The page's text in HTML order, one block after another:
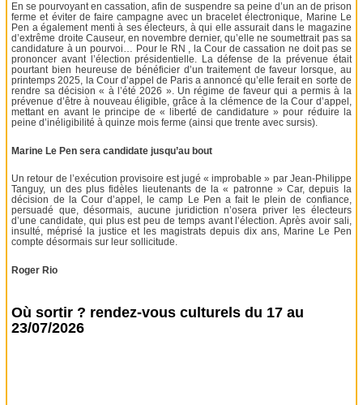
En se pourvoyant en cassation, afin de suspendre sa peine d’un an de prison
ferme et éviter de faire campagne avec un bracelet électronique, Marine Le
Pen a également menti à ses électeurs, à qui elle assurait dans le magazine
d’extrême droite Causeur, en novembre dernier, qu’elle ne soumettrait pas sa
candidature à un pourvoi… Pour le RN , la Cour de cassation ne doit pas se
prononcer avant l’élection présidentielle. La défense de la prévenue était
pourtant bien heureuse de bénéficier d’un traitement de faveur lorsque, au
printemps 2025, la Cour d’appel de Paris a annoncé qu’elle ferait en sorte de
rendre sa décision « à l’été 2026 ». Un régime de faveur qui a permis à la
prévenue d’être à nouveau éligible, grâce à la clémence de la Cour d’appel,
mettant en avant le principe de « liberté de candidature » pour réduire la
peine d’inéligibilité à quinze mois ferme (ainsi que trente avec sursis).
Marine Le Pen sera candidate jusqu’au bout
Un retour de l’exécution provisoire est jugé « improbable » par Jean-Philippe
Tanguy, un des plus fidèles lieutenants de la « patronne » Car, depuis la
décision de la Cour d’appel, le camp Le Pen a fait le plein de confiance,
persuadé que, désormais, aucune juridiction n’osera priver les électeurs
d’une candidate, qui plus est peu de temps avant l’élection. Après avoir sali,
insulté, méprisé la justice et les magistrats depuis dix ans, Marine Le Pen
compte désormais sur leur sollicitude.
Roger Rio
Où sortir ? rendez-vous culturels du 17 au
23/07/2026